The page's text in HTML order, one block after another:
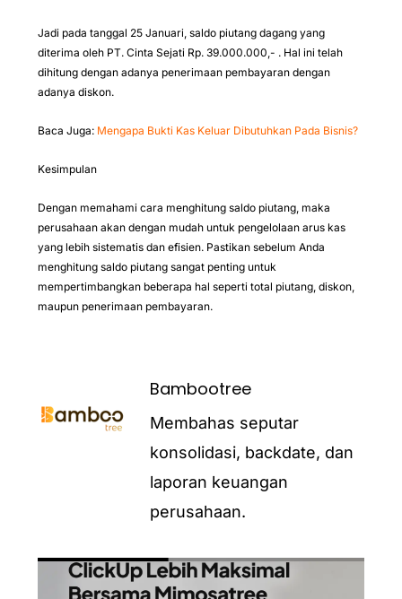
Jadi pada tanggal 25 Januari, saldo piutang dagang yang
diterima oleh PT. Cinta Sejati Rp. 39.000.000,- . Hal ini telah
dihitung dengan adanya penerimaan pembayaran dengan
adanya diskon.
Baca Juga: Mengapa Bukti Kas Keluar Dibutuhkan Pada Bisnis?
Kesimpulan
Dengan memahami cara menghitung saldo piutang, maka
perusahaan akan dengan mudah untuk pengelolaan arus kas
yang lebih sistematis dan efisien. Pastikan sebelum Anda
menghitung saldo piutang sangat penting untuk
mempertimbangkan beberapa hal seperti total piutang, diskon,
maupun penerimaan pembayaran.
Bambootree
Membahas seputar
konsolidasi, backdate, dan
laporan keuangan
perusahaan.